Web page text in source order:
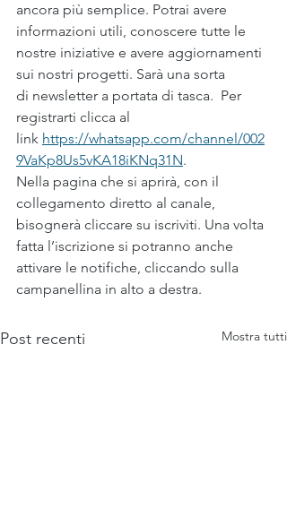
ancora più semplice. Potrai avere
informazioni utili, conoscere tutte le
nostre iniziative e avere aggiornamenti
sui nostri progetti. Sarà una sorta
di newsletter a portata di tasca.  Per
registrarti clicca al
link https://whatsapp.com/channel/002
9VaKp8Us5vKA18iKNq31N.
Nella pagina che si aprirà, con il
collegamento diretto al canale,
bisognerà cliccare su iscriviti. Una volta
fatta l’iscrizione si potranno anche
attivare le notifiche, cliccando sulla
campanellina in alto a destra.
Post recenti Mostra tutti